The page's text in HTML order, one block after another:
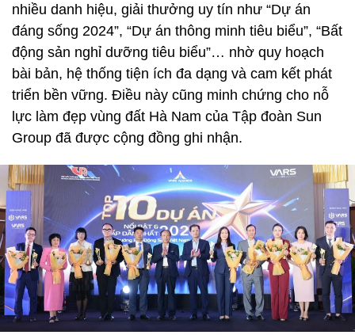
nhiều danh hiệu, giải thưởng uy tín như “Dự án
đáng sống 2024”, “Dự án thông minh tiêu biểu”, “Bất
động sản nghỉ dưỡng tiêu biểu”… nhờ quy hoạch
bài bản, hệ thống tiện ích đa dạng và cam kết phát
triển bền vững. Điều này cũng minh chứng cho nỗ
lực làm đẹp vùng đất Hà Nam của Tập đoàn Sun
Group đã được cộng đồng ghi nhận.